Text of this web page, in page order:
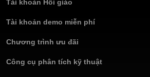
Tài khoản Hồi giáo
Tài khoản demo miễn phí
Chương trình ưu đãi
Công cụ phân tích kỹ thuật